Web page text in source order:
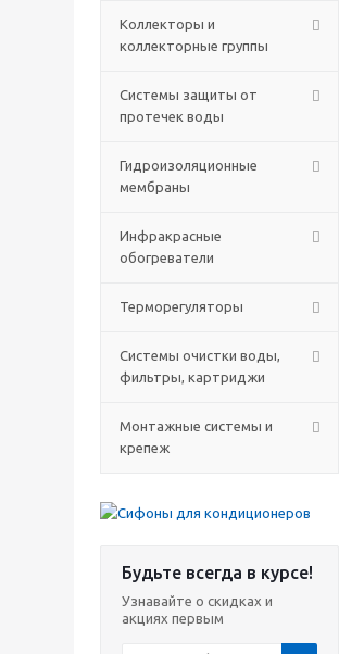
Коллекторы и
коллекторные группы
Системы защиты от
протечек воды
Гидроизоляционные
мембраны
Инфракрасные
обогреватели
Терморегуляторы
Системы очистки воды,
фильтры, картриджи
Монтажные системы и
крепеж
Будьте всегда в курсе!
Узнавайте о скидках и
акциях первым